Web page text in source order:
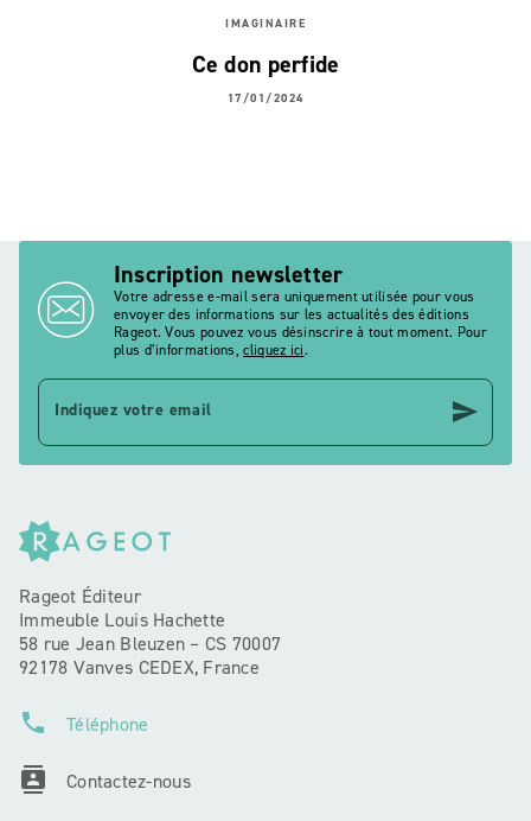
IMAGINAIRE
Ce don perfide
17/01/2024
Inscription newsletter
Votre adresse e-mail sera uniquement utilisée pour vous
envoyer des informations sur les actualités des éditions
Rageot. Vous pouvez vous désinscrire à tout moment. Pour
plus d’informations,cliquez ici.
Indiquez votre email send
Rageot Éditeur
Immeuble Louis Hachette
58 rue Jean Bleuzen – CS 70007
92178 Vanves CEDEX, France
phone Téléphone
contacts Contactez-nous